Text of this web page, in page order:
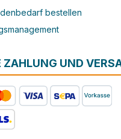
bestellen
ZAHLUNG UND